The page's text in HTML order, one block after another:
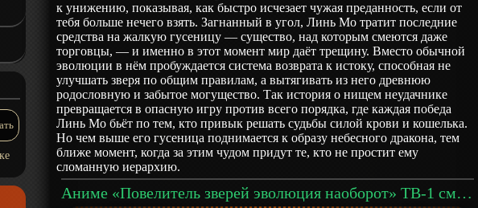
к унижению, показывая, как быстро исчезает чужая преданность, если от
тебя больше нечего взять. Загнанный в угол, Линь Мо тратит последние
средства на жалкую гусеницу — существо, над которым смеются даже
торговцы, — и именно в этот момент мир даёт трещину. Вместо обычной
эволюции в нём пробуждается система возврата к истоку, способная не
улучшать зверя по общим правилам, а вытягивать из него древнюю
родословную и забытое могущество. Так история о нищем неудачнике
превращается в опасную игру против всего порядка, где каждая победа
Линь Мо бьёт по тем, кто привык решать судьбы силой крови и кошелька.
Но чем выше его гусеница поднимается к образу небесного дракона, тем
ближе момент, когда за этим чудом придут те, кто не простит ему
сломанную иерархию.
Аниме «Повелитель зверей эволюция наоборот» ТВ-1 смотреть онлайн